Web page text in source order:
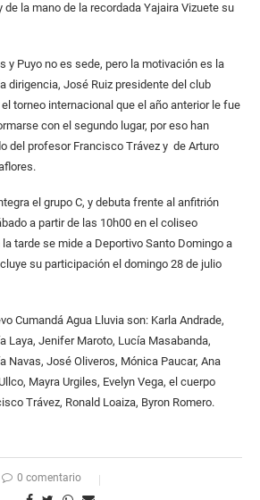
de la mano de la recordada Yajaira Vizuete su
y Puyo no es sede, pero la motivación es la
dirigencia, José Ruiz presidente del club
torneo internacional que el año anterior le fue
con el segundo lugar, por eso han
del profesor Francisco Trávez y de Arturo
el grupo C, y debuta frente al anfitrión
a partir de las 10h00 en el coliseo
tarde se mide a Deportivo Santo Domingo a
su participación el domingo 28 de julio
Cumandá Agua Lluvia son: Karla Andrade,
Laya, Jenifer Maroto, Lucía Masabanda,
Navas, José Oliveros, Mónica Paucar, Ana
Mayra Urgiles, Evelyn Vega, el cuerpo
Trávez, Ronald Loaiza, Byron Romero.
0 comentario